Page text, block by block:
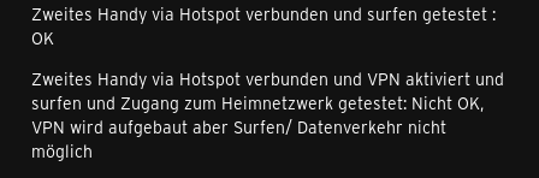
Zweites Handy via Hotspot verbunden und surfen getestet :
OK
Zweites Handy via Hotspot verbunden und VPN aktiviert und
surfen und Zugang zum Heimnetzwerk getestet: Nicht OK,
VPN wird aufgebaut aber Surfen/ Datenverkehr nicht
möglich